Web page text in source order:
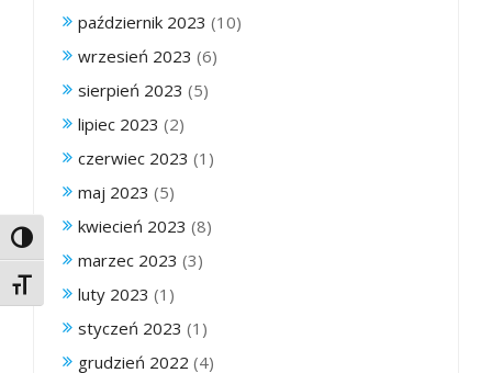
Toggle High Contrast
Toggle Font size
październik 2023 (10)
wrzesień 2023 (6)
sierpień 2023 (5)
lipiec 2023 (2)
czerwiec 2023 (1)
maj 2023 (5)
kwiecień 2023 (8)
marzec 2023 (3)
luty 2023 (1)
styczeń 2023 (1)
grudzień 2022 (4)